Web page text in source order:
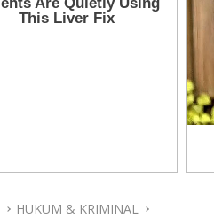
HUKUM & KRIMINAL